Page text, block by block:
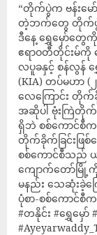
“တိုက်ပွဲက ဗန်းမေ
တဲ့ဘက်တွေ တိုက်ပွဲ
ဒီနေ့ ရွှေမှော်တွေ
ဧရာဝတီတိုင်းမ်ကို
လပူခနှင့် စန်လွန် ရွှ
(KIA) တပ်မဟာ
လေကြောင်း တို
အဆိုပါ ဗုံးကြဲတိုက်
ရှိဘဲ စစ်ကောင်စီက
တိုက်ခိုက်ခြင်းဖြ
စစ်ကောင်စီသည်
ကျောက်တော်မြို့
မနည်း သေဆုံးခဲ့က
ပုံစာ-စစ်ကောင်စီ
#တနိုင်း #ရွှေမှေ